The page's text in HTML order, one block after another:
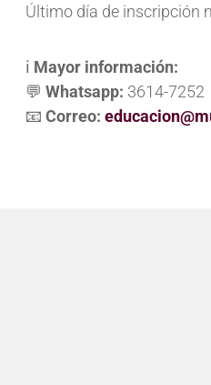
Último día de inscripción
ℹ️ Mayor información:
💬Whatsapp: 3614-7252
📧Correo: